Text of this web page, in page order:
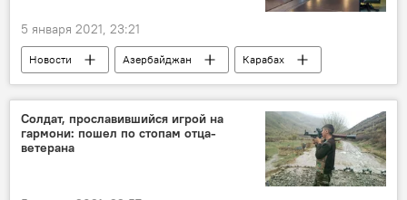
5 января 2021, 23:21
Новости Азербайджан
Карабах
Экономика
Министерство экономики АР
Солдат, прославившийся игрой на
гармони: пошел по стопам отца-
ветерана